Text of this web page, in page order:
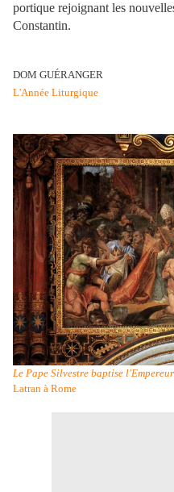
portique rejoignant les
Constantin.
DOM GUÉRANGER
L'Année Liturgique
Le Pape Silvestre baptise
Latran à Rome